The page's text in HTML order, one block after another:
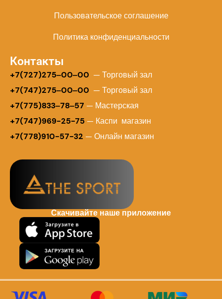
Пользовательское соглашение
Политика конфиденциальности
Контакты
+7(727)275‒00‒00 — Торговый зал
+7(747)275‒00‒00 — Торговый зал
+7(775)833‒78‒57 — Мастерская
+7(747)969-25-75 — Каспи магазин
+7(778)910-57-32 — Онлайн магазин
Скачивайте наше приложение